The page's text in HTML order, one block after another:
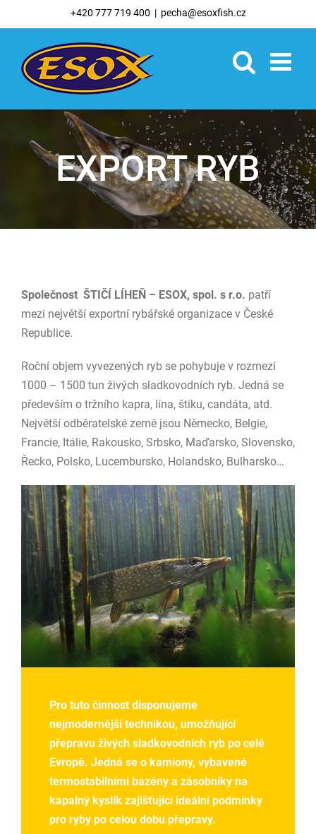
to
+420 777 719 400 | pecha@esoxfish.cz
EXPORT RYB
Společnost ŠTIČÍ LÍHEŇ – ESOX, spol. s r.o. patří
mezi největší exportní rybářské organizace v České
Republice.
Roční objem vyvezených ryb se pohybuje v rozmezí
1000 – 1500 tun živých sladkovodních ryb. Jedná se
především o tržního kapra, lína, štiku, candáta, atd.
Největší odběratelské země jsou Německo, Belgie,
Francie, Itálie, Rakousko, Srbsko, Maďarsko, Slovensko,
Řecko, Polsko, Lucembursko, Holandsko, Bulharsko…
Pro tuto činnost disponujeme
nejmodernější technikou, umožňující
přepravu živých sladkovodních ryb po celé
Evropě. Jedná se o kamiony, vybavené
termostabilními bazény a zásobníky na
kapalný kyslík zajišťující ideální podmínky
pro ryby po celou dobu přepravy.